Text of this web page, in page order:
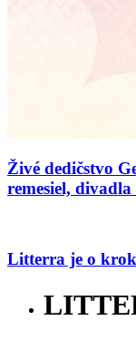
Živé dedičstvo
remesiel,
Litterra je o